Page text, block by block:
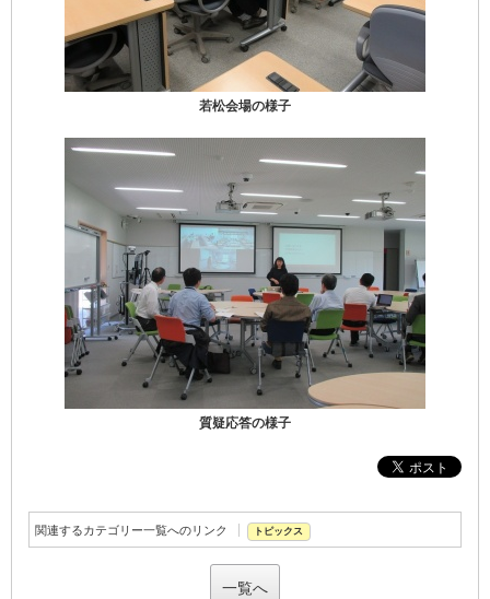
若松会場の様子
質疑応答の様子
関連するカテゴリー一覧へのリンク トピックス
一覧へ